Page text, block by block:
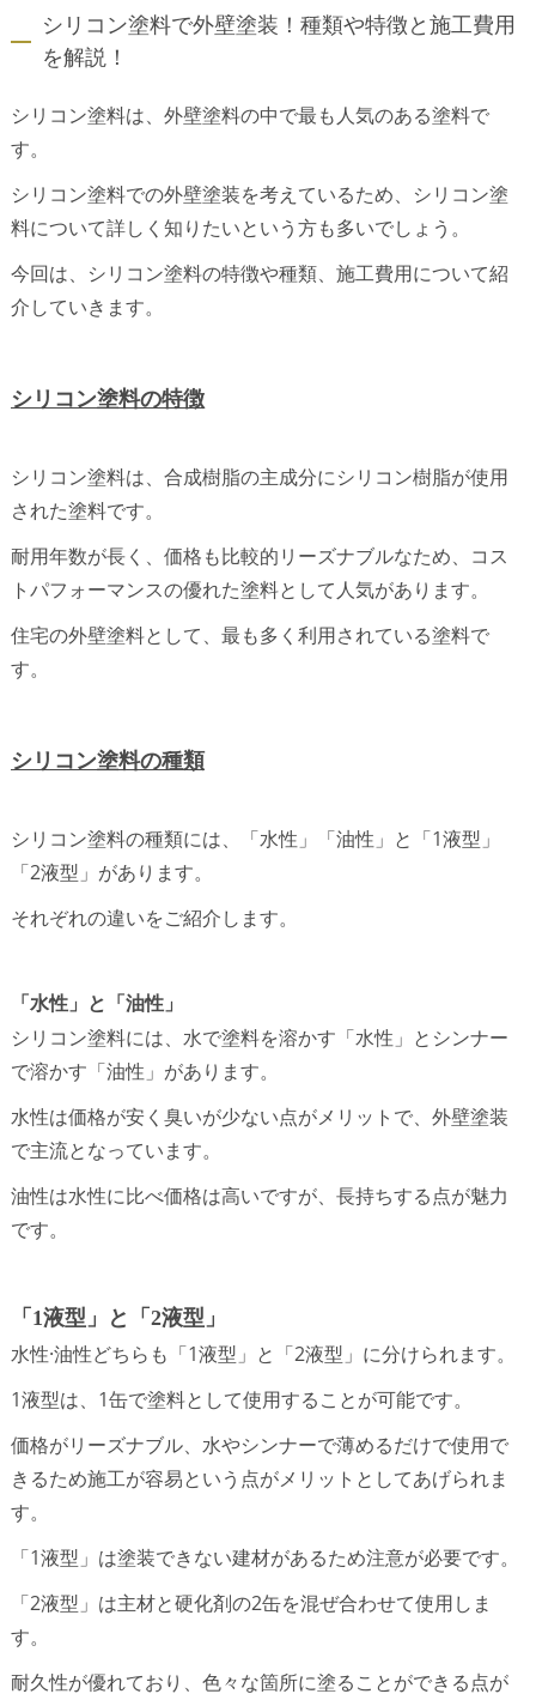
シリコン塗料で外壁塗装！種類や特徴と施工費用
を解説！
シリコン塗料は、外壁塗料の中で最も人気のある塗料で
す。
シリコン塗料での外壁塗装を考えているため、シリコン塗
料について詳しく知りたいという方も多いでしょう。
今回は、シリコン塗料の特徴や種類、施工費用について紹
介していきます。
シリコン塗料の特徴
シリコン塗料は、合成樹脂の主成分にシリコン樹脂が使用
された塗料です。
耐用年数が長く、価格も比較的リーズナブルなため、コス
トパフォーマンスの優れた塗料として人気があります。
住宅の外壁塗料として、最も多く利用されている塗料で
す。
シリコン塗料の種類
シリコン塗料の種類には、「水性」「油性」と「1液型」
「2液型」があります。
それぞれの違いをご紹介します。
「水性」と「油性」
シリコン塗料には、水で塗料を溶かす「水性」とシンナー
で溶かす「油性」があります。
水性は価格が安く臭いが少ない点がメリットで、外壁塗装
で主流となっています。
油性は水性に比べ価格は高いですが、長持ちする点が魅力
です。
「1液型」と「2液型」
水性·油性どちらも「1液型」と「2液型」に分けられます。
1液型は、1缶で塗料として使用することが可能です。
価格がリーズナブル、水やシンナーで薄めるだけで使用で
きるため施工が容易という点がメリットとしてあげられま
す。
「1液型」は塗装できない建材があるため注意が必要です。
「2液型」は主材と硬化剤の2缶を混ぜ合わせて使用しま
す。
耐久性が優れており、色々な箇所に塗ることができる点が